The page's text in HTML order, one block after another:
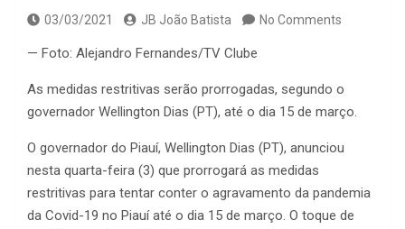
03/03/2021 JB João Batista No Comments
— Foto: Alejandro Fernandes/TV Clube
As medidas restritivas serão prorrogadas, segundo o
governador Wellington Dias (PT), até o dia 15 de março.
O governador do Piauí, Wellington Dias (PT), anunciou
nesta quarta-feira (3) que prorrogará as medidas
restritivas para tentar conter o agravamento da pandemia
da Covid-19 no Piauí até o dia 15 de março. O toque de